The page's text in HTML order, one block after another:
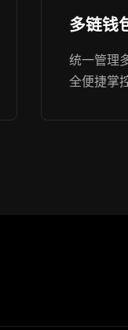
多链钱
统一管理
全便捷掌